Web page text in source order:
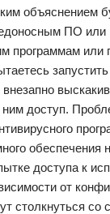
объяснением
ПО или
программам или
внезапно
ним доступ.
обеспечения
доступа к
от
столкнуться